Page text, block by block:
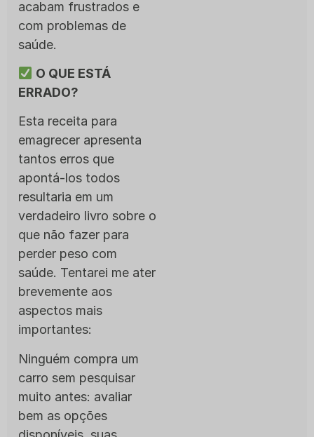
acabam frustrados e
com problemas de
saúde.
O QUE ESTÁ
ERRADO?
Esta receita para
emagrecer apresenta
tantos erros que
apontá-los todos
resultaria em um
verdadeiro livro sobre o
que não fazer para
perder peso com
saúde. Tentarei me ater
brevemente aos
aspectos mais
importantes:
Ninguém compra um
carro sem pesquisar
muito antes: avaliar
bem as opções